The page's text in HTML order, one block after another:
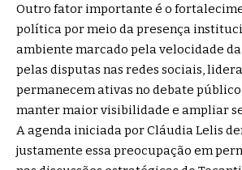
Outro fator importante é o
política por meio da presença
ambiente marcado pela velocidade
pelas disputas nas redes sociais,
permanecem ativas no debate
manter maior visibilidade e ampliar
A agenda iniciada por Cláudia Lelis
justamente essa preocupação em